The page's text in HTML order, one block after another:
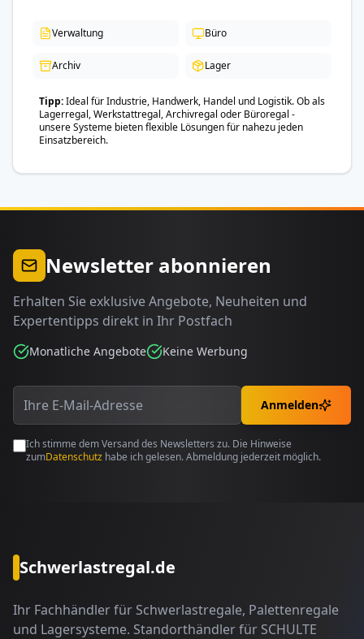
Verwaltung Büro
Archiv Lager
Tipp Ideal für Industrie, Handwerk, Handel und Logistik. Ob als
Lagerregal, Werkstattregal, Archivregal oder Büroregal -
unsere Systeme bieten flexible Lösungen für nahezu jeden
Einsatzbereich.
Newsletter abonnieren
Erhalten Sie exklusive Angebote, Neuheiten und
Expertentipps direkt in Ihr Postfach
Monatliche Angebote Keine Werbung
Anmelden
Ich stimme dem Versand des Newsletters zu. Die Hinweise
zumDatenschutz habe ich gelesen. Abmeldung jederzeit möglich.
Schwerlastregal.de
Ihr Fachhändler für Schwerlastregale, Palettenregale
und Lagersysteme. Standorthändler für SCHULTE